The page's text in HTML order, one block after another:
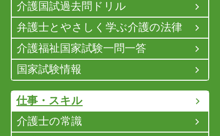
介護国試過去問ドリル
弁護士とやさしく学ぶ介護の法律
介護福祉国家試験一問一答
国家試験情報
仕事・スキル
介護士の常識